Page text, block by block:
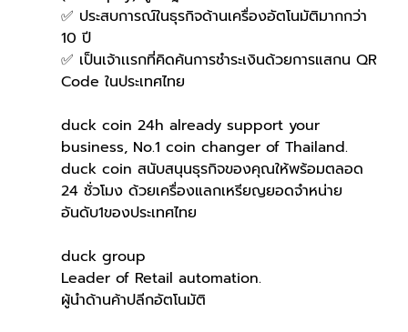
✅ ประสบการณ์ในธุรกิจด้านเครื่องอัตโนมัติมากกว่า
10 ปี
✅ เป็นเจ้าเเรกที่คิดค้นการชำระเงินด้วยการแสกน QR
Code ในประเทศไทย
duck coin 24h already support your
business, No.1 coin changer of Thailand.
duck coin สนับสนุนธุรกิจของคุณให้พร้อมตลอด
24 ชั่วโมง ด้วยเครื่องแลกเหรียญยอดจำหน่าย
อันดับ1ของประเทศไทย
duck group
Leader of Retail automation.
ผู้นำด้านค้าปลีกอัตโนมัติ